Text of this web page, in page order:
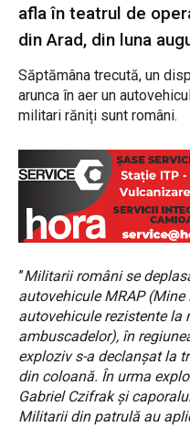
afla în teatrul de
din Arad, din luna
Săptămâna trecută, un
arunca în aer un
militari răniți sunt români.
”Militarii români se
autovehicule MRAP
autovehicule rezistente la
ambuscadelor), în
exploziv s-a declanșat la
din coloană. În urma
Gabriel Czifrak și
Militarii din patrulă au